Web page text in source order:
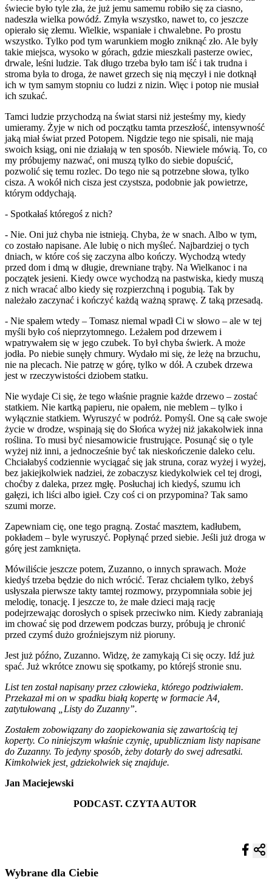
świecie było tyle zła, że już jemu samemu robiło się za ciasno,
nadeszła wielka powódź. Zmyła wszystko, nawet to, co jeszcze
opierało się złemu. Wielkie, wspaniałe i chwalebne. Po prostu
wszystko. Tylko pod tym warunkiem mogło zniknąć zło. Ale były
takie miejsca, wysoko w górach, gdzie mieszkali pasterze owiec,
drwale, leśni ludzie. Tak długo trzeba było tam iść i tak trudna i
stroma była to droga, że nawet grzech się nią męczył i nie dotknął
ich w tym samym stopniu co ludzi z nizin. Więc i potop nie musiał
ich szukać.
Tamci ludzie przychodzą na świat starsi niż jesteśmy my, kiedy
umieramy. Żyje w nich od początku tamta przeszłość, intensywność
jaką miał świat przed Potopem. Nigdzie tego nie spisali, nie mają
swoich ksiąg, oni nie działają w ten sposób. Niewiele mówią. To, co
my próbujemy nazwać, oni muszą tylko do siebie dopuścić,
pozwolić się temu rozlec. Do tego nie są potrzebne słowa, tylko
cisza. A wokół nich cisza jest czystsza, podobnie jak powietrze,
którym oddychają.
- Spotkałaś któregoś z nich?
- Nie. Oni już chyba nie istnieją. Chyba, że w snach. Albo w tym,
co zostało napisane. Ale lubię o nich myśleć. Najbardziej o tych
dniach, w które coś się zaczyna albo kończy. Wychodzą wtedy
przed dom i dmą w długie, drewniane trąby. Na Wielkanoc i na
początek jesieni. Kiedy owce wychodzą na pastwiska, kiedy muszą
z nich wracać albo kiedy się rozpierzchną i pogubią. Tak by
należało zaczynać i kończyć każdą ważną sprawę. Z taką przesadą.
- Nie spałem wtedy – Tomasz niemal wpadł Ci w słowo – ale w tej
myśli było coś nieprzytomnego. Leżałem pod drzewem i
wpatrywałem się w jego czubek. To był chyba świerk. A może
jodła. Po niebie sunęły chmury. Wydało mi się, że leżę na brzuchu,
nie na plecach. Nie patrzę w górę, tylko w dół. A czubek drzewa
jest w rzeczywistości dziobem statku.
Nie wydaje Ci się, że tego właśnie pragnie każde drzewo – zostać
statkiem. Nie kartką papieru, nie opałem, nie meblem – tylko i
wyłącznie statkiem. Wyruszyć w podróż. Pomyśl. One są całe swoje
życie w drodze, wspinają się do Słońca wyżej niż jakakolwiek inna
roślina. To musi być niesamowicie frustrujące. Posunąć się o tyle
wyżej niż inni, a jednocześnie być tak nieskończenie daleko celu.
Chciałabyś codziennie wyciągać się jak struna, coraz wyżej i wyżej,
bez jakiejkolwiek nadziei, że zobaczysz kiedykolwiek cel tej drogi,
choćby z daleka, przez mgłę. Posłuchaj ich kiedyś, szumu ich
gałęzi, ich liści albo igieł. Czy coś ci on przypomina? Tak samo
szumi morze.
Zapewniam cię, one tego pragną. Zostać masztem, kadłubem,
pokładem – byle wyruszyć. Popłynąć przed siebie. Jeśli już droga w
górę jest zamknięta.
Mówiliście jeszcze potem, Zuzanno, o innych sprawach. Może
kiedyś trzeba będzie do nich wrócić. Teraz chciałem tylko, żebyś
usłyszała pierwsze takty tamtej rozmowy, przypomniała sobie jej
melodię, tonację. I jeszcze to, że małe dzieci mają rację
podejrzewając dorosłych o spisek przeciwko nim. Kiedy zabraniają
im chować się pod drzewem podczas burzy, próbują je chronić
przed czymś dużo groźniejszym niż pioruny.
Jest już późno, Zuzanno. Widzę, że zamykają Ci się oczy. Idź już
spać. Już wkrótce znowu się spotkamy, po którejś stronie snu.
List ten został napisany przez człowieka, którego podziwiałem.
Przekazał mi on w spadku białą kopertę w formacie A4,
zatytułowaną „Listy do Zuzanny”.
Zostałem zobowiązany do zaopiekowania się zawartością tej
koperty. Co niniejszym właśnie czynię, upubliczniam listy napisane
do Zuzanny. To jedyny sposób, żeby dotarły do swej adresatki.
Kimkolwiek jest, gdziekolwiek się znajduje.
Jan Maciejewski
PODCAST. CZYTA AUTOR
Wybrane dla Ciebie